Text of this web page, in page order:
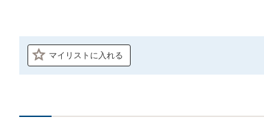
マイリストに入れる